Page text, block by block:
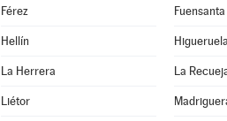
Férez Fuensanta
Hellín Higueruela
La Herrera La
Liétor